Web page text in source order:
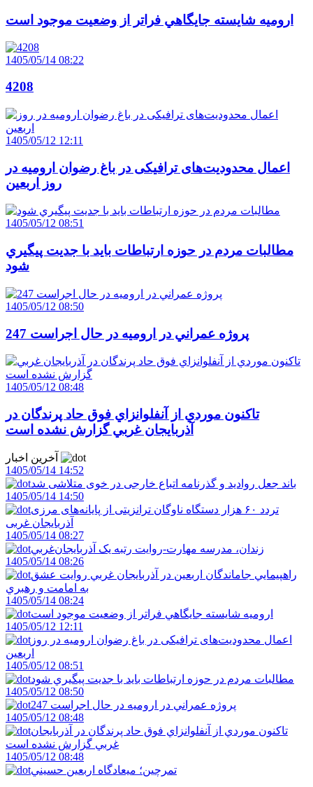
اروميه شايسته جايگاهي فراتر از وضعيت موجود است
1405/05/14 08:22
4208
1405/05/12 12:11
اعمال محدودیت‌های ترافیکی در باغ رضوان ارومیه در
روز اربعین
1405/05/12 08:51
مطالبات مردم در حوزه ارتباطات بايد با جديت پيگيري
شود
1405/05/12 08:50
247 پروژه عمراني در اروميه در حال اجراست
1405/05/12 08:48
تاکنون موردي از آنفلوانزاي فوق حاد پرندگان در
آذربايجان غربي گزارش نشده است
1405/05/14 14:52
باند جعل روادید و گذرنامه اتباع خارجی در خوی متلاشی شد
1405/05/14 14:50
تردد ۶۰ هزار دستگاه ناوگان ترانزیتی از پایانه‌های مرزی
آذربایجان ‌غربی
1405/05/14 08:27
زندان، مدرسه مهارت-روايت رتبه يک آذربايجان‌غربي
1405/05/14 08:26
راهپيمايي جاماندگان اربعين در آذربايجان غربي روايت عشق
به امامت و رهبري
1405/05/14 08:24
اروميه شايسته جايگاهي فراتر از وضعيت موجود است
1405/05/12 12:11
اعمال محدودیت‌های ترافیکی در باغ رضوان ارومیه در روز
اربعین
1405/05/12 08:51
مطالبات مردم در حوزه ارتباطات بايد با جديت پيگيري شود
1405/05/12 08:50
247 پروژه عمراني در اروميه در حال اجراست
1405/05/12 08:48
تاکنون موردي از آنفلوانزاي فوق حاد پرندگان در آذربايجان
غربي گزارش نشده است
1405/05/12 08:48
تمرچين؛ ميعادگاه اربعين حسيني